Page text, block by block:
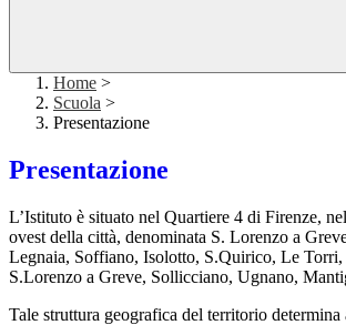
Home >
Scuola >
Presentazione
Presentazione
L’Istituto è situato nel Quartiere 4 di Firenze,
ovest della città, denominata S. Lorenzo a
Legnaia, Soffiano, Isolotto, S.Quirico, Le Torri,
S.Lorenzo a Greve, Sollicciano, Ugnano,
Tale struttura geografica del territorio determina